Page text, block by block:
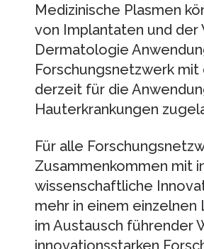
Medizinische Plasmen
von Implantaten und der
Dermatologie
Forschungsnetzwerk
derzeit für die
Hauterkrankungen
Für alle
Zusammenkommen mit
wissenschaftliche
mehr in einem einzelnen
im Austausch führender